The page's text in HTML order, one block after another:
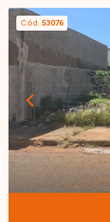
Cód. 53076